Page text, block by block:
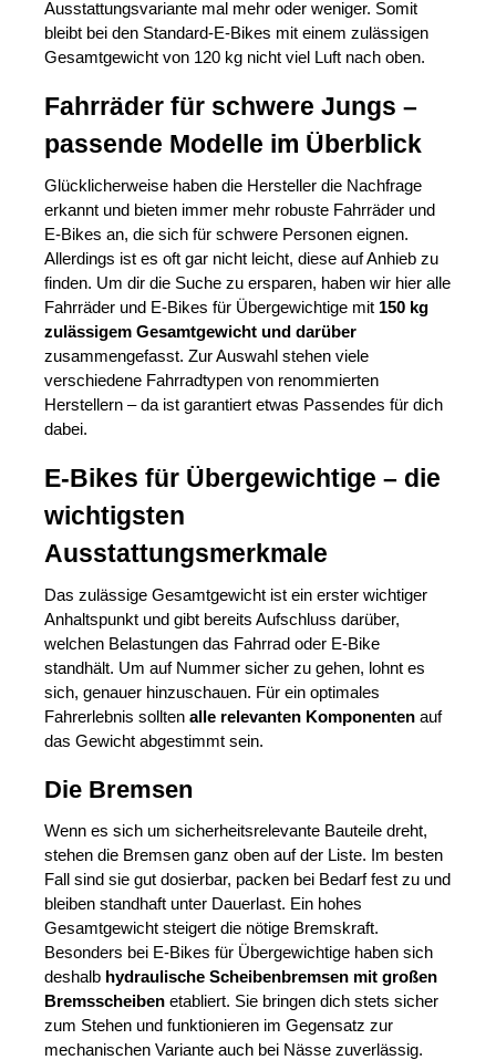
Ausstattungsvariante mal mehr oder weniger. Somit
bleibt bei den Standard-E-Bikes mit einem zulässigen
Gesamtgewicht von 120 kg nicht viel Luft nach oben.
Fahrräder für schwere Jungs –
passende Modelle im Überblick
Glücklicherweise haben die Hersteller die Nachfrage
erkannt und bieten immer mehr robuste Fahrräder und
E-Bikes an, die sich für schwere Personen eignen.
Allerdings ist es oft gar nicht leicht, diese auf Anhieb zu
finden. Um dir die Suche zu ersparen, haben wir hier alle
Fahrräder und E-Bikes für Übergewichtige mit 150 kg
zulässigem Gesamtgewicht und darüber
zusammengefasst. Zur Auswahl stehen viele
verschiedene Fahrradtypen von renommierten
Herstellern – da ist garantiert etwas Passendes für dich
dabei.
E-Bikes für Übergewichtige – die
wichtigsten
Ausstattungsmerkmale
Das zulässige Gesamtgewicht ist ein erster wichtiger
Anhaltspunkt und gibt bereits Aufschluss darüber,
welchen Belastungen das Fahrrad oder E-Bike
standhält. Um auf Nummer sicher zu gehen, lohnt es
sich, genauer hinzuschauen. Für ein optimales
Fahrerlebnis sollten alle relevanten Komponenten auf
das Gewicht abgestimmt sein.
Die Bremsen
Wenn es sich um sicherheitsrelevante Bauteile dreht,
stehen die Bremsen ganz oben auf der Liste. Im besten
Fall sind sie gut dosierbar, packen bei Bedarf fest zu und
bleiben standhaft unter Dauerlast. Ein hohes
Gesamtgewicht steigert die nötige Bremskraft.
Besonders bei E-Bikes für Übergewichtige haben sich
deshalb hydraulische Scheibenbremsen mit großen
Bremsscheiben etabliert. Sie bringen dich stets sicher
zum Stehen und funktionieren im Gegensatz zur
mechanischen Variante auch bei Nässe zuverlässig.